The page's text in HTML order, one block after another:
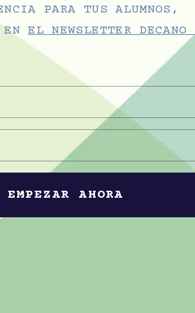
PARA TUS ALUMNOS,
ENEL NEWSLETTER DECANO
AHORA